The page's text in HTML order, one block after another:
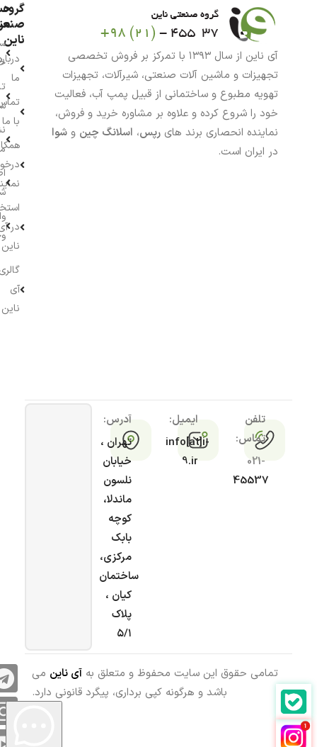
آی ناین از سال ۱۳۹۳ با تمرکز بر فروش تخصصی
تجهیزات و ماشین آلات صنعتی، شیرآلات، تجهیزات
تهویه مطبوع و ساختمانی از قبیل پمپ آب، فعالیت
خود را شروع کرده و علاوه بر مشاوره خرید و فروش،
نماینده انحصاری برند های رپس، اسلانگ چین و شوا
در ایران است.
گروه
ناین
ما
با ما
در
ناین
آی
ناین
تلفن
تماس:
021-
45537
ایمیل:
info[at]i-
9.ir
آدرس:
تهران ،
خیابان
نلسون
ماندلا،
کوچه
بابک
مرکزی،
ساختمان
کیان ،
پلاک
۵/۱
تمامی حقوق این سایت محفوظ و متعلق به آی ناین می
باشد و هرگونه کپی برداری، پیگرد قانونی دارد.